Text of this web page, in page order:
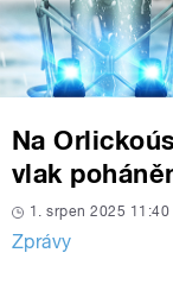
Na
vlak
1. srpen 2025 11:40
Zprávy